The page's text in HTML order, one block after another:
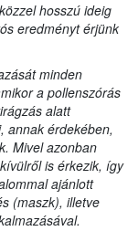
hosszú ideig
eredményt érjünk
minden
a pollenszórás
alatt
annak érdekében,
Mivel azonban
is érkezik, így
ajánlott
(maszk), illetve